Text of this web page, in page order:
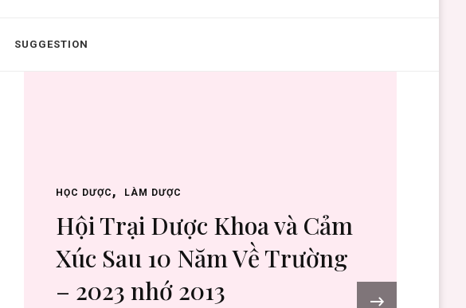
SUGGESTION
HỌC DƯỢC LÀM DƯỢC
Hội Trại Dược Khoa và Cảm
Xúc Sau 10 Năm Về Trường
– 2023 nhớ 2013